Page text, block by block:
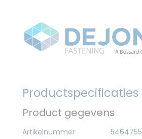
Productspecificaties
Product gegevens
Artikelnummer
5464755